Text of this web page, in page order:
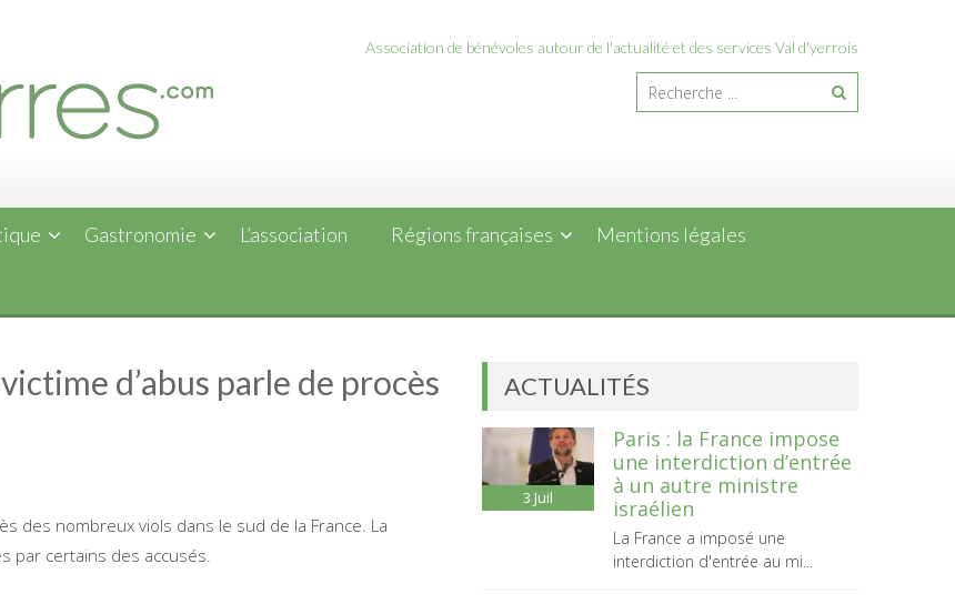
Association de bénévoles autour de l'actualité et des services Val d'yerrois
Gastronomie L’association Régions françaises Mentions légales
d’abus parle de procès
des nombreux viols dans le sud de la France. La
par certains des accusés.
ACTUALITÉS
3 Juil
Paris : la France impose
une interdiction d’entrée
à un autre ministre
israélien
La France a imposé une
interdiction d'entrée au mi...